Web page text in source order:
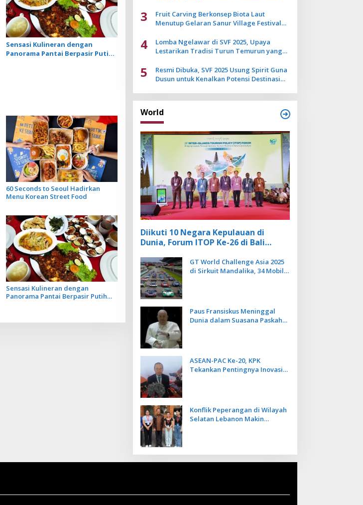
Sensasi Kulineran dengan
Panorama Pantai Berpasir Putih
60 Seconds to Seoul Hadirkan
Menu Korean Street Food
Sensasi Kulineran dengan
Panorama Pantai Berpasir Putih
3
Fruit Carving Berkonsep Biota Laut
Menutup Gelaran Sanur Village Festival
4
Lomba Ngelawar di SVF 2025, Upaya
Lestarikan Tradisi Turun Temurun yang
5
Resmi Dibuka, SVF 2025 Usung Spirit Guna
Dusun untuk Kenalkan Potensi Destinasi
World
Diikuti 10 Negara Kepulauan di
Dunia, Forum ITOP Ke-26 di Bali
Berbasis Alam dan Budaya
GT World Challenge Asia 2025
di Sirkuit Mandalika, 34 Mobil
Paus Fransiskus Meninggal
Dunia dalam Suasana Paskah
ASEAN-PAC Ke-20, KPK
Tekankan Pentingnya Inovasi
Konflik Peperangan di Wilayah
Selatan Lebanon Makin